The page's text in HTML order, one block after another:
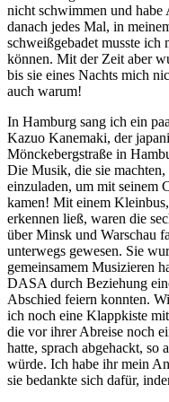
nicht schwimmen und
danach jedes Mal, in
schweißgebadet musste ich
können. Mit der Zeit aber
bis sie eines Nachts mich
auch warum!
In Hamburg sang ich ein
Kazuo Kanemaki, der
Mönckebergstraße in
Die Musik, die sie
einzuladen, um mit seinem
kamen! Mit einem
erkennen ließ, waren die
über Minsk und Warschau
unterwegs gewesen. Sie
gemeinsamem Musizieren
DASA durch Beziehung
Abschied feiern konnten.
ich noch eine Klappkiste
die vor ihrer Abreise noch
hatte, sprach abgehackt, so
würde. Ich habe ihr mein
sie bedankte sich dafür,